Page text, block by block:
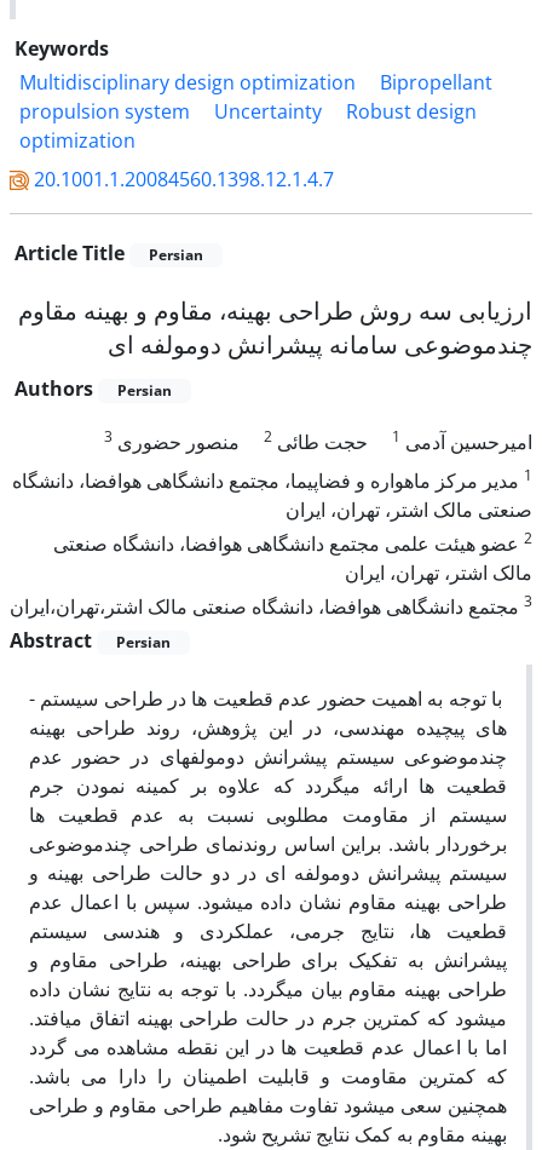
Keywords
Multidisciplinary design optimization
Bipropellant
propulsion system
Uncertainty
Robust design
optimization
20.1001.1.20084560.1398.12.1.4.7
Article Title Persian
ارزیابی سه روش طراحی بهینه، مقاوم و بهینه مقاوم
چندموضوعی سامانه پیشرانش دومولفه ای
Authors Persian
امیرحسین آدمی 1 حجت طائی 2 منصور حضوری 3
1 مدیر مرکز ماهواره و فضاپیما، مجتمع دانشگاهی هوافضا، دانشگاه
صنعتی مالک اشتر، تهران، ایران
2 عضو هیئت علمی مجتمع دانشگاهی هوافضا، دانشگاه صنعتی
مالک اشتر، تهران، ایران
3 مجتمع دانشگاهی هوافضا، دانشگاه صنعتی مالک اشتر،تهران،ایران
Abstract
Persian
با توجه به اهمیت حضور عدم قطعیت­ ها در طراحی سیستم ­
های پیچیده مهندسی، در این پژوهش، روند طراحی بهینه
چندموضوعی سیستم پیشرانش دومولفه­ای در حضور عدم
قطعیت­ ها ارائه می­گردد که علاوه بر کمینه نمودن جرم
سیستم از مقاومت مطلوبی نسبت به عدم ­قطعیت­ ها
برخوردار باشد. براین اساس روندنمای طراحی چندموضوعی
سیستم پیشرانش دومولفه ­ای در دو حالت طراحی بهینه و
طراحی بهینه مقاوم نشان ­داده می­شود. سپس با اعمال عدم
قطعیت­ ها، نتایج جرمی، عملکردی و هندسی سیستم
پیشرانش به تفکیک برای طراحی بهینه، طراحی مقاوم و
طراحی بهینه مقاوم بیان می­گردد. با توجه به نتایج نشان داده
می­شود که کمترین جرم در حالت طراحی بهینه اتفاق می­افتد.
اما با اعمال عدم قطعیت­ ها در این­ نقطه مشاهده می­ گردد
که کمترین مقاومت و قابلیت اطمینان را دارا می­ باشد.
همچنین سعی می­شود تفاوت مفاهیم طراحی مقاوم و طراحی
بهینه مقاوم به کمک نتایج تشریح ­شود.